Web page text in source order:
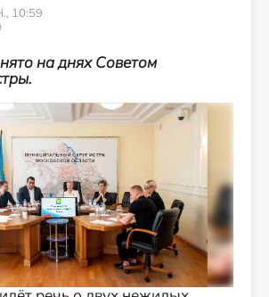
10:59
на днях Советом